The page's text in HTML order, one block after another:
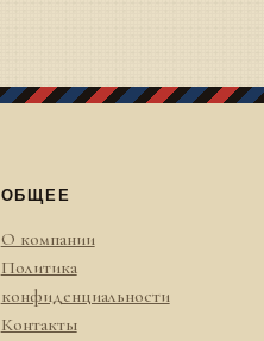
ОБЩЕЕ
О компании
Политика
конфиденциальности
Контакты